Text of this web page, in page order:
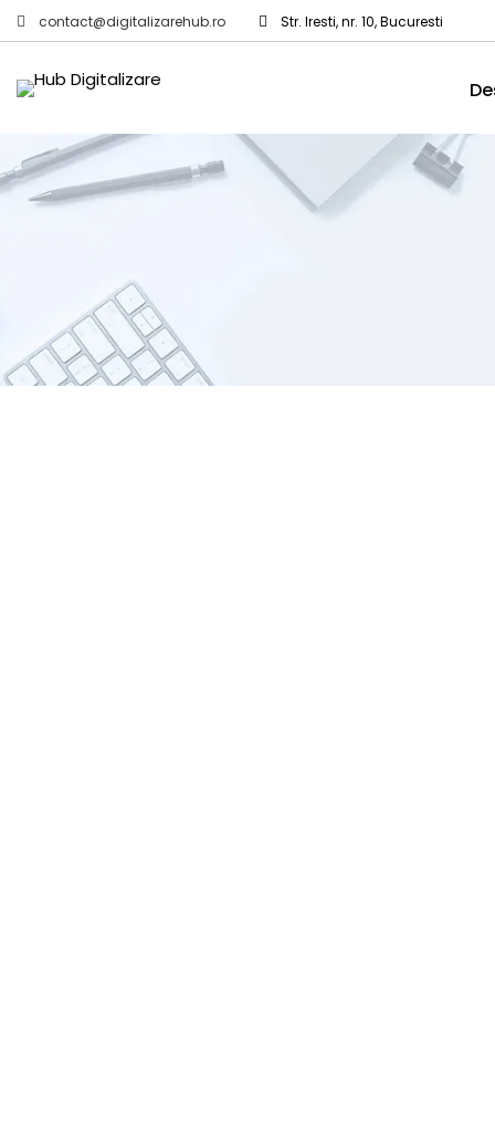
contact@digitalizarehub.ro Str. Iresti, nr. 10, Bucuresti